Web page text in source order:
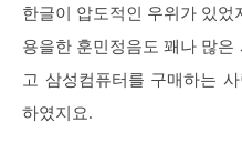
한글이 압도적인 우위가 있
용을한 훈민정음도 꽤나 많은
고 삼성컴퓨터를 구매하는
하였지요.